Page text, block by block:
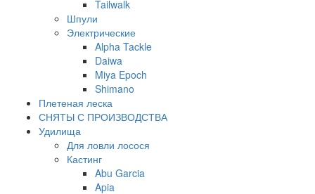
Tailwalk
Шпули
Электрические
Alpha Tackle
Daiwa
Miya Epoch
Shimano
Плетеная леска
СНЯТЫ С ПРОИЗВОДСТВА
Удилища
Для ловли лосося
Кастинг
Abu Garcia
Apia